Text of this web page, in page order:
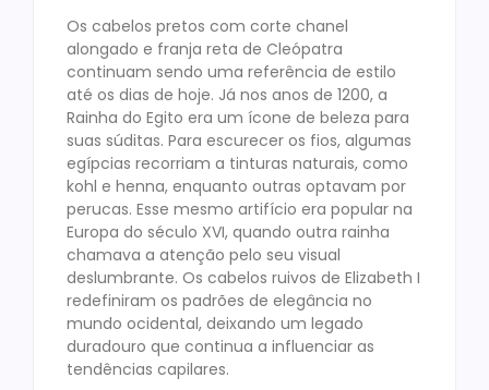
Os cabelos pretos com corte chanel
alongado e franja reta de Cleópatra
continuam sendo uma referência de estilo
até os dias de hoje. Já nos anos de 1200, a
Rainha do Egito era um ícone de beleza para
suas súditas. Para escurecer os fios, algumas
egípcias recorriam a tinturas naturais, como
kohl e henna, enquanto outras optavam por
perucas. Esse mesmo artifício era popular na
Europa do século XVI, quando outra rainha
chamava a atenção pelo seu visual
deslumbrante. Os cabelos ruivos de Elizabeth I
redefiniram os padrões de elegância no
mundo ocidental, deixando um legado
duradouro que continua a influenciar as
tendências capilares.